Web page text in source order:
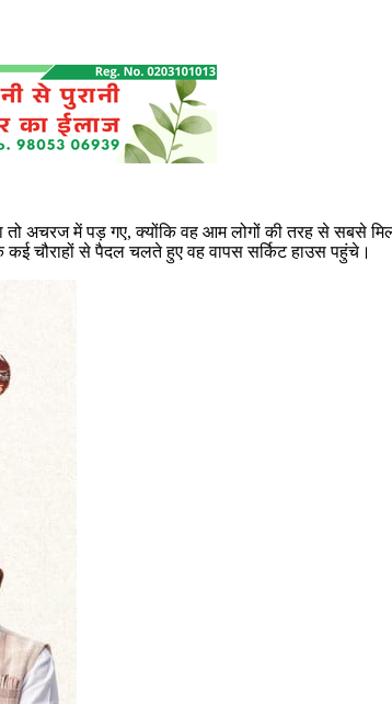
अचरज में पड़ गए, क्योंकि वह आम लोगों की तरह से सबसे
चौराहों से पैदल चलते हुए वह वापस सर्किट हाउस पहुंचे।